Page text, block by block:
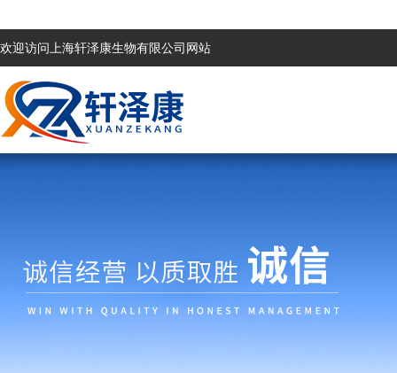
欢迎访问上海轩泽康生物有限公司网站